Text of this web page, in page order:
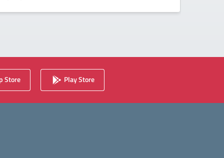
Store Play Store